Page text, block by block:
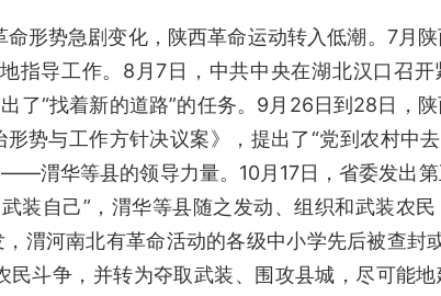
形势急剧变化，陕西革命运动转入低潮。7月
指导工作。8月7日，中共中央在湖北汉口召开
了“找着新的道路”的任务。9月26日到28日，
势与工作方针决议案》，提出了“党到农村中去
渭华等县的领导力量。10月17日，省委发出
装自己”，渭华等县随之发动、组织和武装农
渭河南北有革命活动的各级中小学先后被查封
斗争，并转为夺取武装、围攻县城，尽可能